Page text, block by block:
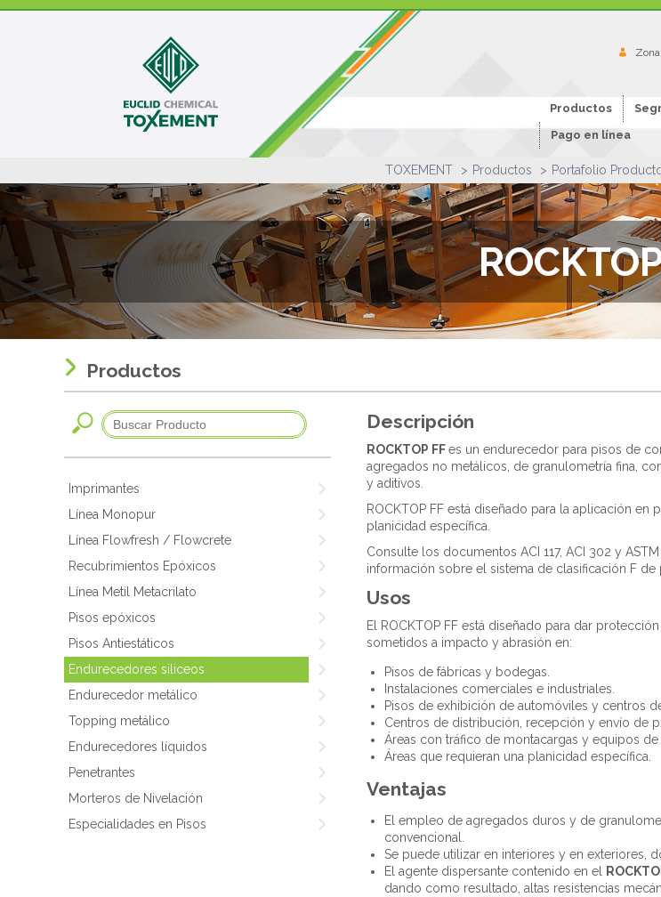
Productos
Pago en línea
TOXEMENT Productos Portafolio
Productos
Imprimantes
Línea Monopur
Línea Flowfresh / Flowcrete
Recubrimientos Epóxicos
Línea Metil Metacrilato
Pisos epóxicos
Pisos Antiestáticos
Endurecedores siliceos
Endurecedor metálico
Topping metálico
Endurecedores líquidos
Penetrantes
Morteros de Nivelación
Especialidades en Pisos
Descripción
ROCKTOP FFes un endurecedor para pisos de
agregados no metálicos, de granulometría fina,
y aditivos.
ROCKTOP FF está diseñado para la aplicación en
planicidad específica.
Consulte los documentos ACI 117, ACI 302 y
información sobre el sistema de clasificación F de
Usos
El ROCKTOP FF está diseñado para dar
sometidos a impacto y abrasión en:
Pisos de fábricas y bodegas.
Instalaciones comerciales e industriales.
Pisos de exhibición de automóviles y centros
Centros de distribución, recepción y envío de
Áreas con tráfico de montacargas y equipos de
Áreas que requieran una planicidad específica.
Ventajas
El empleo de agregados duros y de
convencional.
Se puede utilizar en interiores y en exteriores,
El agente dispersante contenido en el
dando como resultado, altas resistencias